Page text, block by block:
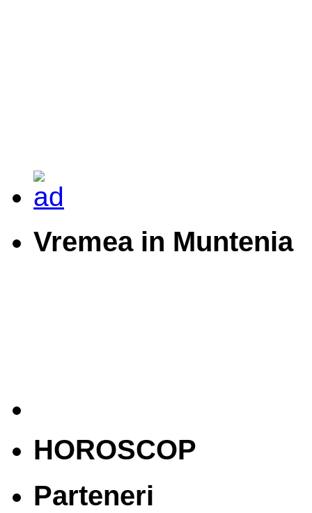
Vremea in Muntenia
HOROSCOP
Parteneri